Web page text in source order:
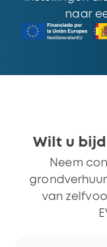
naar
Wilt u
Neem
van